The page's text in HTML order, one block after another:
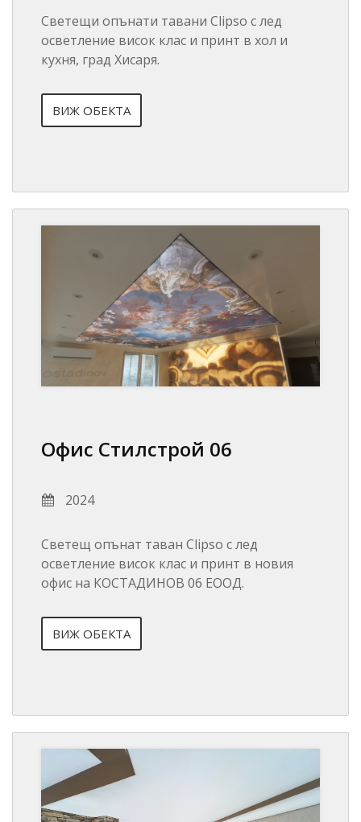
Светещи опънати тавани Clipso с лед
осветление висок клас и принт в хол и
кухня, град Хисаря.
ВИЖ ОБЕКТА
Офис Стилстрой 06
2024
Светещ опънат таван Clipso с лед
осветление висок клас и принт в новия
офис на КОСТАДИНОВ 06 ЕООД.
ВИЖ ОБЕКТА